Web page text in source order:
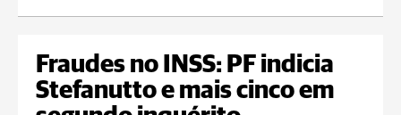
Fraudes no INSS: PF indicia
Stefanutto e mais cinco em